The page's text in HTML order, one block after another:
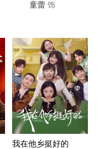
童蕾 饰
我在他乡挺好的